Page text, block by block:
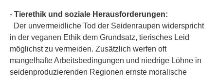
- Tierethik und soziale Herausforderungen:
Der unvermeidliche Tod der Seidenraupen widerspricht
in der veganen Ethik dem Grundsatz, tierisches Leid
möglichst zu vermeiden. Zusätzlich werfen oft
mangelhafte Arbeitsbedingungen und niedrige Löhne in
seidenproduzierenden Regionen ernste moralische